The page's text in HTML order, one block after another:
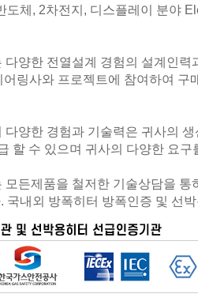
도체, 2차전지, 디스플레이 분야
다양한 전열설계 경험의 설계인
링사와 프로젝트에 참여하여 구
다양한 경험과 기술력은 귀사의
할 수 있으며 귀사의 다양한 요
모든제품을 철저한 기술상담을
국내외 방폭히터 방폭인증 및 선